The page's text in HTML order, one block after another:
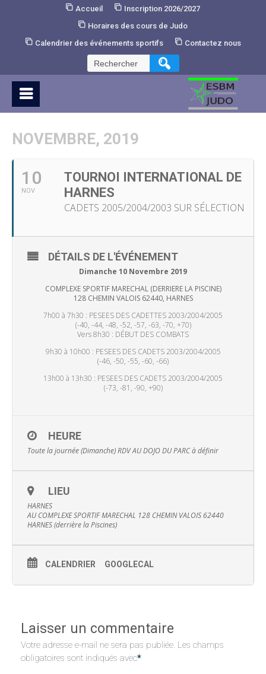
Accueil
Inscription 2026/2027
Horaires des cours de Judo
Calendrier des événements sportifs
Contactez nous
Rechercher :
NOVEMBRE, 2019
10
NOV
TOURNOI INTERNATIONAL DE
HARNES
CADETS 2005/2004/2003 SUR SÉLECTION
DÉTAILS DE L'ÉVÉNEMENT
Dimanche 10 Novembre 2019
COMPLEXE SPORTIF MARECHAL (DERRIERE LA PISCINE)
128 CHEMIN VALOIS 62440, HARNES
7h00 à 7h30 : PESEES DES CADETTES 2003/2004/2005
(-40, -44, -48, -52, -57, -63, -70, +70)
Vers 8h30 : DÉBUT DES COMBATS
9h30 à 10h00 : PESEES DES CADETS 2003/2004/2005
(-46, -50, -55, -60, -66)
13h00 à 13h30 : PESEES DES CADETS 2003/2004/2005
(-73, -81, -90, +90)
HEURE
Toute la journée (Dimanche)RDV AU DOJO DU PARC à définir
LIEU
HARNES
AU COMPLEXE SPORTIF MARECHAL 128 CHEMIN VALOIS 62440
HARNES (derrière la Piscines)
CALENDRIER GOOGLECAL
Laisser un commentaire
Votre adresse e-mail ne sera pas publiée. Les champs
obligatoires sont indiqués avec*